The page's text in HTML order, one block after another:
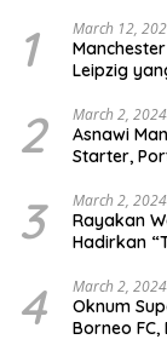
1 March 12,
Leipzig
2 March 2, 2024
Asnawi
Starter,
3 March 2, 2024
Rayakan
Hadirkan
4 March 2, 2024
Oknum
Borneo